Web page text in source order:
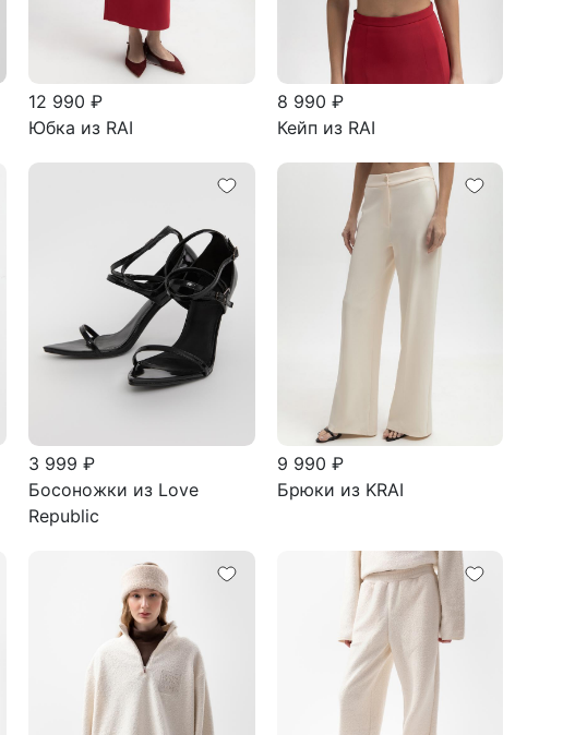
12 990 ₽
Юбка из RAI
8 990 ₽
Кейп из RAI
3 999 ₽
Босоножки из Love
Republic
9 990 ₽
Брюки из KRAI